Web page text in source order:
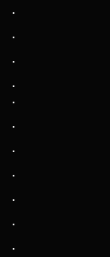
.
.
.
.
.
.
.
.
.
.
.